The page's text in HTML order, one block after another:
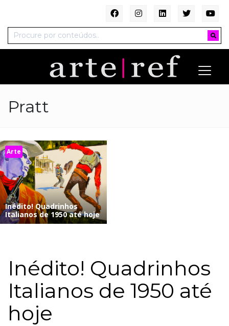
Pratt
Arte
Inédito! Quadrinhos
Italianos de 1950 até hoje
Inédito! Quadrinhos
Italianos de 1950 até
hoje